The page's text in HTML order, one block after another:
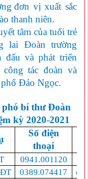
đơn vị xuất sắc
thanh niên.
tâm của tuổi trẻ
lai Đoàn trường
đấu và phát triển
tác đoàn và
Đảo Ngọc.
phó bí thư Đoàn
kỳ 2020-2021
Số điện
thoại
0941.001120
0389.074417